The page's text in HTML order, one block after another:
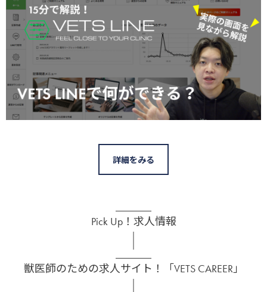
詳細をみる
Pick Up！求人情報
獣医師のための求人サイト！「VETS CAREER」